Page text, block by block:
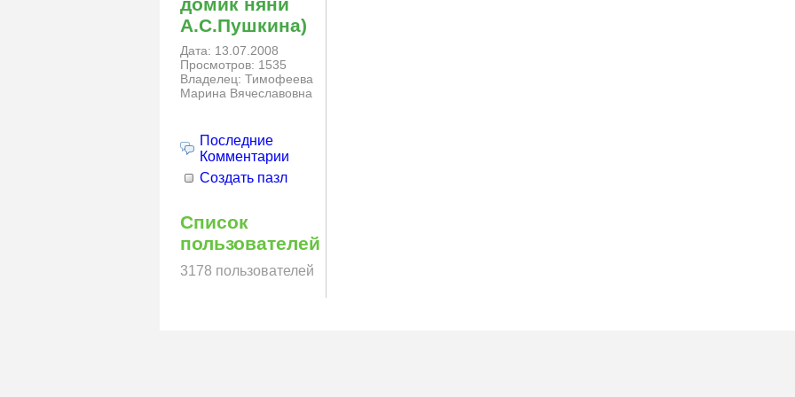
А.С.Пушкина)
Дата: 13.07.2008
Просмотров: 1535
Владелец: Тимофеева
Марина Вячеславовна
Последние
Комментарии
Создать пазл
Список
пользователей
3178 пользователей